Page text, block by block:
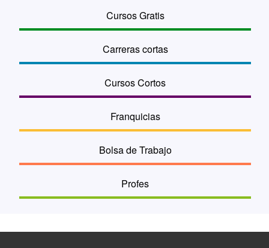
Cursos Gratis
Carreras cortas
Cursos Cortos
Franquicias
Bolsa de Trabajo
Profes